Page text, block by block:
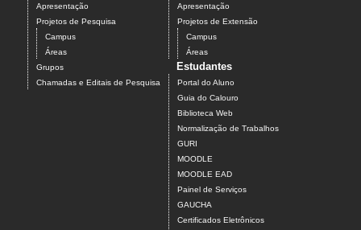
Apresentação
Projetos de Pesquisa
Campus
Áreas
Grupos
Chamadas e Editais de Pesquisa
Apresentação
Projetos de Extensão
Campus
Áreas
Estudantes
Portal do Aluno
Guia do Calouro
Biblioteca Web
Normalização de Trabalhos
GURI
MOODLE
MOODLE EAD
Painel de Serviços
GAUCHA
Certificados Eletrônicos